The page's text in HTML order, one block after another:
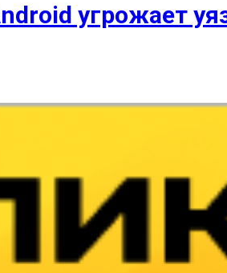
угрожает